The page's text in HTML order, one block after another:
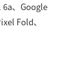
、Google
Fold、